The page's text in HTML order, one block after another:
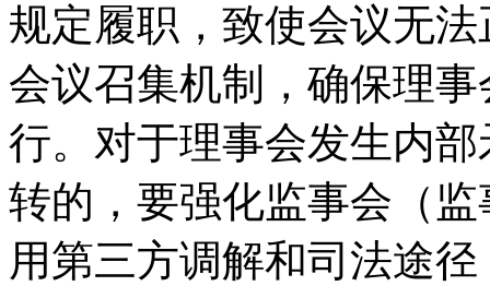
规定履职，致使会议无
会议召集机制，确保理
行。对于理事会发生内
转的，要强化监事会（
用第三方调解和司法途